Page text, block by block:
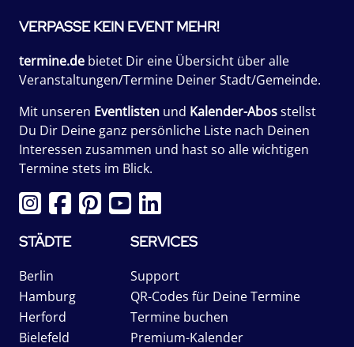
VERPASSE KEIN EVENT MEHR!
termine.de bietet Dir eine Übersicht über alle
Veranstaltungen/Termine Deiner Stadt/Gemeinde.
Mit unseren Eventlisten und Kalender-Abosstellst
Du Dir Deine ganz persönliche Liste nach Deinen
Interessen zusammen und hast so alle wichtigen
Termine stets im Blick.
STÄDTE
Berlin
Hamburg
Herford
Bielefeld
SERVICES
Support
QR-Codes für Deine Termine
Termine buchen
Premium-Kalender